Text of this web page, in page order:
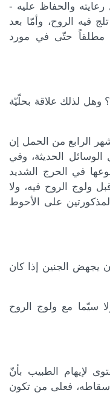
رعايته والحفاظ عليه -
فيه الروح، وأمّا بعد
مطلقاً حتّى في مورد
وهل لذلك علاقة بحلّيّة
الرابع من الحمل إن
الحديثة، وفي
في الحرج الشديد
ولوج الروح فيه، ولا
على الأحوط
يجهض الجنين إذا كان
سيّما مع ولوج الروح
لإيهام الطبيب بأنّ
فعلى من تكون